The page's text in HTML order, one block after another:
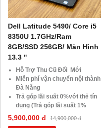
Dell Latitude 5490/ Core i5
8350U 1.7GHz/Ram
8GB/SSD 256GB/ Màn Hình
13.3 ''
Hỗ Trợ Thu Cũ Đổi Mới
Miễn phí vận chuyển nội thành
Đà Nẵng
Trả góp lãi suất 0%với thẻ tín
dụng (Trả góp lãi suất 1%
HDsaison - chỉ cần CMND
BLX hoặc hộ khẩu gốc )
5,900,000 đ 14,900,000 đ